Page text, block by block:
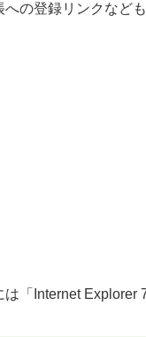
への登録リンクなど
「Internet Explorer